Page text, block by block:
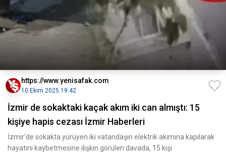
https://www.yenisafak.com
10 Ekim 2025 19:42
İzmir de sokaktaki kaçak akım iki can almıştı: 15
kişiye hapis cezası İzmir Haberleri
İzmir'de sokakta yürüyen iki vatandaşın elektrik akımına kapılarak
hayatını kaybetmesine ilişkin görülen davada, 15 kişi